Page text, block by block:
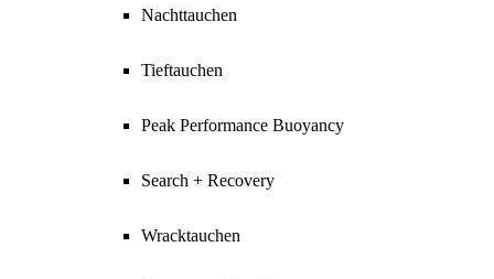
Nachttauchen
Tieftauchen
Peak Performance Buoyancy
Search + Recovery
Wracktauchen